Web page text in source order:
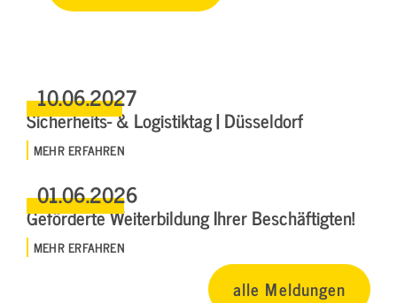
10.06.2027
Sicherheits- & Logistiktag | Düsseldorf
MEHR ERFAHREN
01.06.2026
Geförderte Weiterbildung Ihrer Beschäftigten!
MEHR ERFAHREN
alle Meldungen